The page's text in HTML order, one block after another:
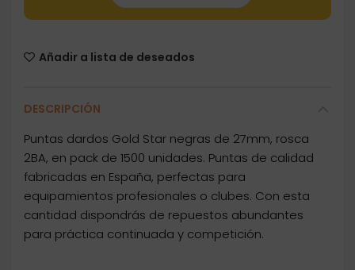
Añadir a lista de deseados
DESCRIPCIÓN
Puntas dardos Gold Star negras de 27mm, rosca
2BA, en pack de 1500 unidades. Puntas de calidad
fabricadas en España, perfectas para
equipamientos profesionales o clubes. Con esta
cantidad dispondrás de repuestos abundantes
para práctica continuada y competición.